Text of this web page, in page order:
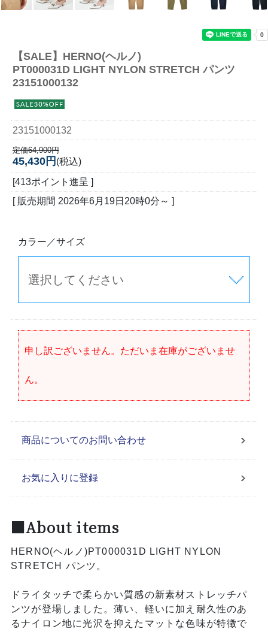
【SALE】 HERNO(ヘルノ)
PT000031D LIGHT NYLON STRETCH パンツ
23151000132
23151000132
定価64,900円
45,430円 (税込)
[413ポイント進呈 ]
[ 販売期間 2026年6月19日20時0分 ～ ]
カラー／サイズ
申し訳ございません。ただいま在庫がございませ
ん。
商品についてのお問い合わせ
お気に入りに登録
■About items
HERNO(ヘルノ)PT000031D LIGHT NYLON
STRETCH パンツ。
ドライタッチで柔らかい質感の新素材ストレッチパ
ンツが登場しました。薄い、軽いに加え耐久性のあ
るナイロン地に光沢を抑えたマットな色味が特徴で